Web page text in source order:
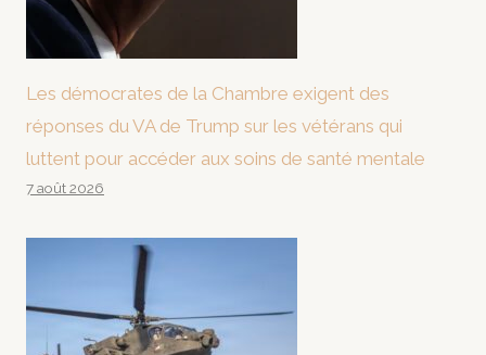
Les démocrates de la Chambre exigent des
réponses du VA de Trump sur les vétérans qui
luttent pour accéder aux soins de santé mentale
7 août 2026